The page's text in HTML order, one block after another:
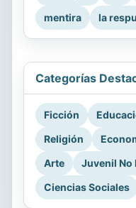
mentira
la
Categorías
Ficción
Religión
Arte
Juvenil No
Ciencias Sociales